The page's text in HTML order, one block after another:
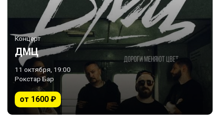
Концерт
ДМЦ
11 октября, 19:00
Рокстар Бар
от 1600 ₽